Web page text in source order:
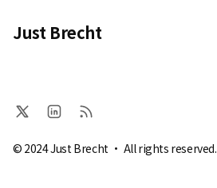
Just Brecht
© 2024 Just Brecht · All rights reserved.